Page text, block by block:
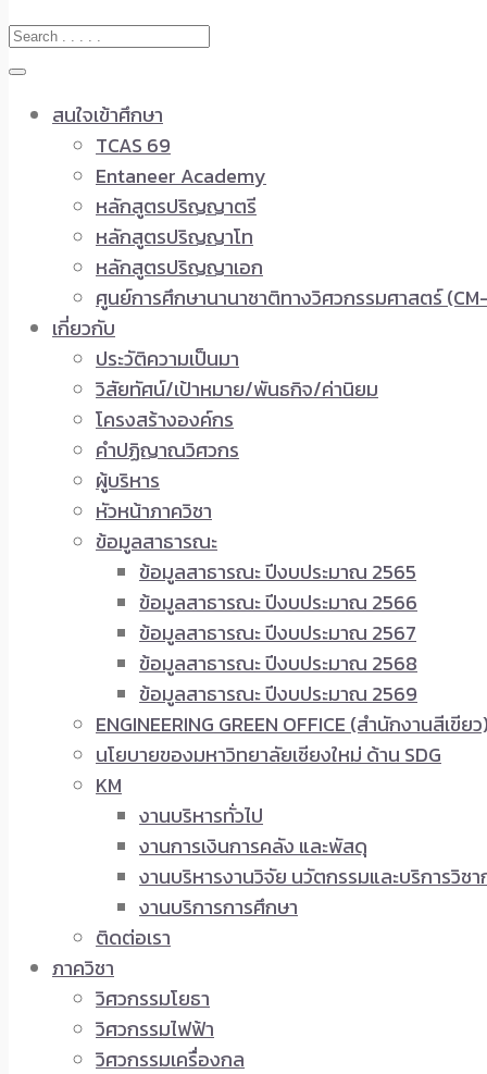
สนใจเข้าศึกษา
TCAS 69
Entaneer Academy
หลักสูตรปริญญาตรี
หลักสูตรปริญญาโท
หลักสูตรปริญญาเอก
ศูนย์การศึกษานานาชาติทางวิศวกรรมศาสตร์
เกี่ยวกับ
ประวัติความเป็นมา
วิสัยทัศน์/เป้าหมาย/พันธกิจ/ค่านิยม
โครงสร้างองค์กร
คำปฏิญาณวิศวกร
ผู้บริหาร
หัวหน้าภาควิชา
ข้อมูลสาธารณะ
ข้อมูลสาธารณะ ปีงบประมาณ 2565
ข้อมูลสาธารณะ ปีงบประมาณ 2566
ข้อมูลสาธารณะ ปีงบประมาณ 2567
ข้อมูลสาธารณะ ปีงบประมาณ 2568
ข้อมูลสาธารณะ ปีงบประมาณ 2569
ENGINEERING GREEN OFFICE (สำนักงานสีเขีย
นโยบายของมหาวิทยาลัยเชียงใหม่ ด้าน SDG
KM
งานบริหารทั่วไป
งานการเงินการคลัง และพัสดุ
งานบริหารงานวิจัย นวัตกรรมและบริการวิชา
งานบริการการศึกษา
ติดต่อเรา
ภาควิชา
วิศวกรรมโยธา
วิศวกรรมไฟฟ้า
วิศวกรรมเครื่องกล